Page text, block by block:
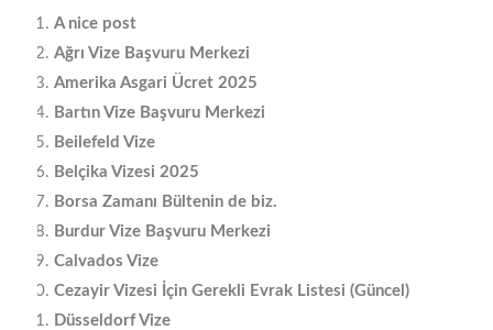
A nice post
Ağrı Vize Başvuru Merkezi
Amerika Asgari Ücret 2025
Bartın Vize Başvuru Merkezi
Beilefeld Vize
Belçika Vizesi 2025
Borsa Zamanı Bültenin de biz.
Burdur Vize Başvuru Merkezi
Calvados Vize
Cezayir Vizesi İçin Gerekli Evrak Listesi (Güncel)
Düsseldorf Vize